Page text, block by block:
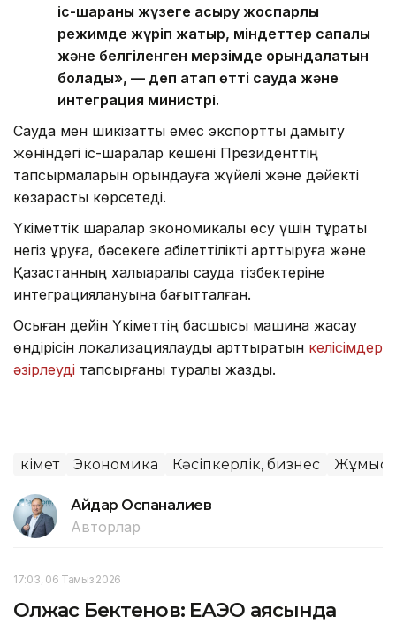
іс-шараны жүзеге асыру жоспарлы
режимде жүріп жатыр, міндеттер сапалы
және белгіленген мерзімде орындалатын
болады», — деп атап өтті сауда және
интеграция министрі.
Сауда мен шикізаттық емес экспортты дамыту
жөніндегі іс-шаралар кешені Президенттің
тапсырмаларын орындауға жүйелі және дәйекті
көзқарасты көрсетеді.
Үкіметтік шаралар экономикалық өсу үшін тұрақты
негіз құруға, бәсекеге қабілеттілікті арттыруға және
Қазақстанның халықаралық сауда тізбектеріне
интеграциялануына бағытталған.
Осыған дейін Үкіметтің басшысы машина жасау
өндірісін локализациялауды арттыратын келісімдер
әзірлеуді тапсырғаны туралы жаздық.
Үкімет Экономика Кәсіпкерлік, бизнес
Айдар Оспаналиев
Авторлар
17:03, 06 Тамыз 2026
Олжас Бектенов: ЕАЭО аясында